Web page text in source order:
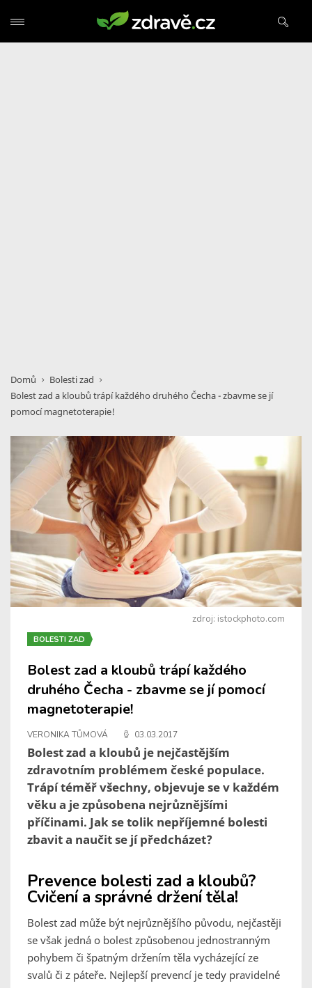
Domů
Bolesti zad
Bolest zad a kloubů trápí každého druhého Čecha - zbavme se jí
pomocí magnetoterapie!
zdroj: istockphoto.com
BOLESTI ZAD
Bolest zad a kloubů trápí každého
druhého Čecha - zbavme se jí pomocí
magnetoterapie!
VERONIKA TŮMOVÁ 03.03.2017
Bolest zad a kloubů je nejčastějším
zdravotním problémem české populace.
Trápí téměř všechny, objevuje se v každém
věku a je způsobena nejrůznějšími
příčinami. Jak se tolik nepříjemné bolesti
zbavit a naučit se jí předcházet?
Prevence bolesti zad a kloubů?
Cvičení a správné držení těla!
Bolest zad může být nejrůznějšího původu, nejčastěji
se však jedná o bolest způsobenou jednostranným
pohybem či špatným držením těla vycházející ze
svalů či z páteře. Nejlepší prevencí je tedy pravidelné